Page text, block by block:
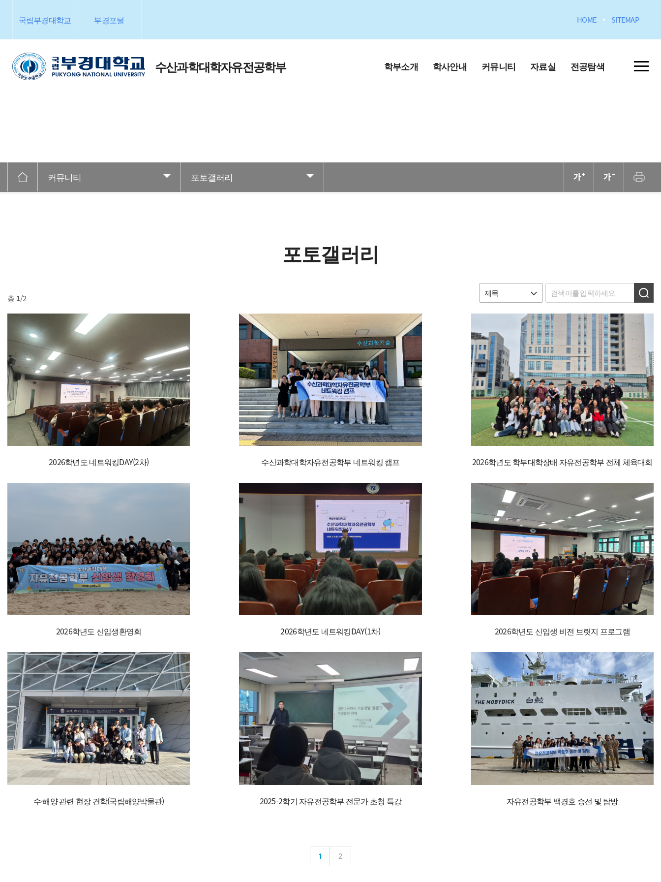
국립부경대학교 부경포털 HOME SITEMAP
수산과학대학자유전공학부 학부소개 학사안내 커뮤니티 자료실 전공탐색
커뮤니티 포토갤러리
포토갤러리
총 1/2
2026학년도 네트워킹DAY(2차) 수산과학대학자유전공학부 네트워킹 캠프 2026학년도 학부대학장배 자유전공학부 전체 체육대회
2026학년도 신입생환영회 2026학년도 네트워킹DAY(1차) 2026학년도 신입생 비전 브릿지 프로그램
수·해양 관련 현장 견학(국립해양박물관) 2025-2학기 자유전공학부 전문가 초청 특강 자유전공학부 백경호 승선 및 탐방
1 2